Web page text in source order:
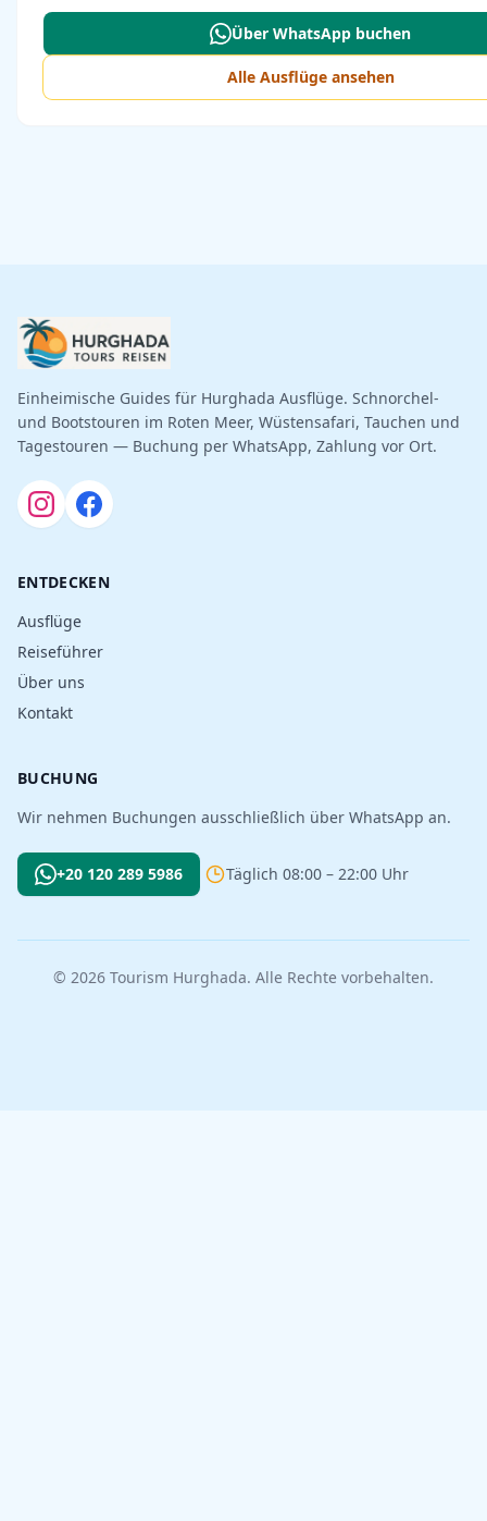
Über WhatsApp buchen
Alle Ausflüge ansehen
Einheimische Guides für Hurghada Ausflüge. Schnorchel-
und Bootstouren im Roten Meer, Wüstensafari, Tauchen und
Tagestouren — Buchung per WhatsApp, Zahlung vor Ort.
ENTDECKEN
Ausflüge
Reiseführer
Über uns
Kontakt
BUCHUNG
Wir nehmen Buchungen ausschließlich über WhatsApp an.
+20 120 289 5986 Täglich 08:00 – 22:00 Uhr
© 2026 Tourism Hurghada. Alle Rechte vorbehalten.